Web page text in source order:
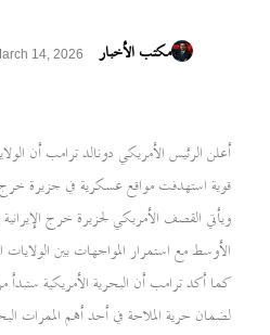
مكتب الأخبار 14, 2026
أعلن الرئيس الأمريكي دونالد ترامب أن
قوية استهدفت مواقع عسكرية في جزيرة خرج
ويأتي القصف الأمريكي لجزيرة خرج
الأوسط مع استمرار المواجهات بين الولايات
كما أكد ترامب أن البحرية الأمريكية
لضمان حرية الملاحة في أحد أهم الممرات